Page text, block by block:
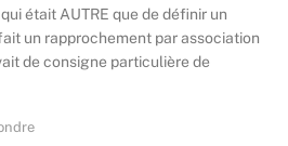
était AUTRE que de définir un
un rapprochement par association
de consigne particulière de